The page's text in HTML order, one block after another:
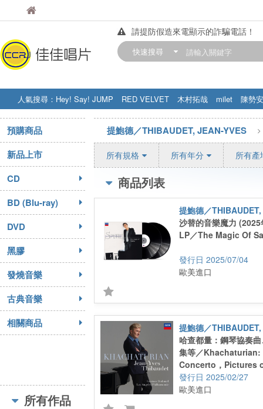
佳佳唱片
請提防假造來電顯示的詐騙電話！
【中華門市營業時間調整公告】
快速搜尋
人氣搜尋： Hey! Say! JUMP RED VELVET 木村拓哉 milet
陳勢安
STRAY KIDS
盧廣仲 周杰伦
預購商品
新品上市
CD
BD (Blu-ray)
DVD
黑膠
發燒音樂
古典音樂
相關商品
所有作品
提鮑德／THIBAUDET, JEAN-YVES
所有規格 所有年分 所有產
商品列表
提鮑德／
沙替的音樂魔力
LP／The Magic Of
2025/07/04
歐美進口
提鮑德／
哈查都量：鋼琴協奏
集等／
Concerto，Pictures
2025/02/27
歐美進口